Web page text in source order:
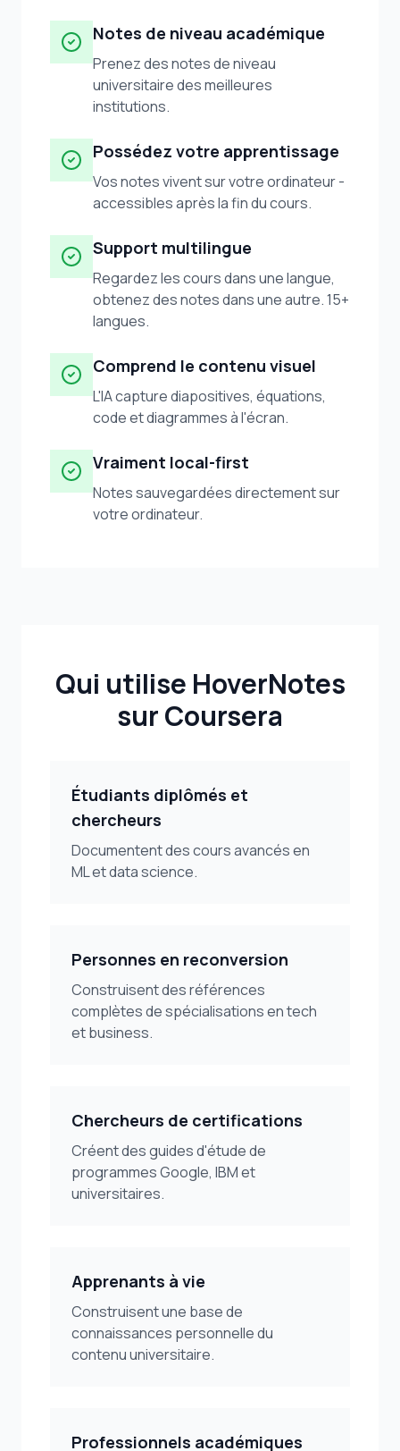
Notes de niveau académique
Prenez des notes de niveau
universitaire des meilleures
institutions.
Possédez votre apprentissage
Vos notes vivent sur votre ordinateur -
accessibles après la fin du cours.
Support multilingue
Regardez les cours dans une langue,
obtenez des notes dans une autre. 15+
langues.
Comprend le contenu visuel
L'IA capture diapositives, équations,
code et diagrammes à l'écran.
Vraiment local-first
Notes sauvegardées directement sur
votre ordinateur.
Qui utilise HoverNotes
sur Coursera
Étudiants diplômés et
chercheurs
Documentent des cours avancés en
ML et data science.
Personnes en reconversion
Construisent des références
complètes de spécialisations en tech
et business.
Chercheurs de certifications
Créent des guides d'étude de
programmes Google, IBM et
universitaires.
Apprenants à vie
Construisent une base de
connaissances personnelle du
contenu universitaire.
Professionnels académiques